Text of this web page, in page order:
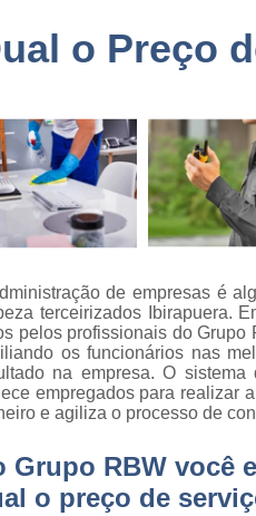
o Preço
de empresas é
terceirizados Ibirapuera.
pelos profissionais do Grupo
os funcionários nas
na empresa. O
empregados para realizar
e agiliza o processo de
Grupo RBW você
o preço de